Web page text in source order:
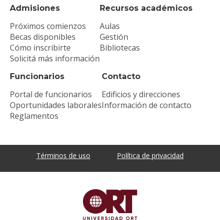
Admisiones
Próximos comienzos
Becas disponibles
Cómo inscribirte
Solicitá más información
Recursos académicos
Aulas
Gestión
Bibliotecas
Funcionarios
Portal de funcionarios
Oportunidades laborales
Reglamentos
Contacto
Edificios y direcciones
Información de contacto
Términos de uso Política de privacidad